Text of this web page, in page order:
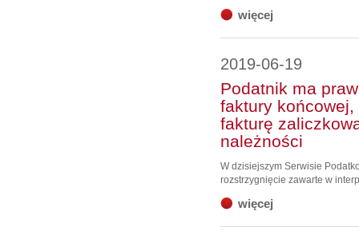
więcej
2019-06-19
Podatnik ma
faktury końcowej,
fakturę
należności
W dzisiejszym Serwisie
rozstrzygnięcie zawarte w
więcej